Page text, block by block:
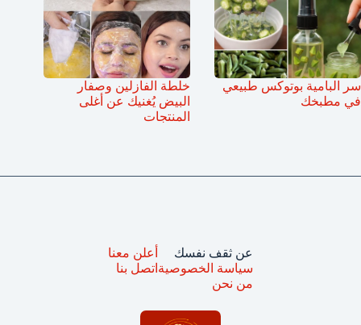
سر البامية بوتوكس طبيعي
في مطبخك
خلطة الفازلين وصفار
البيض يُغنيك عن أغلى
المنتجات
عن ثقف نفسك
سياسة الخصوصية
من نحن
أعلن معنا
اتصل بنا